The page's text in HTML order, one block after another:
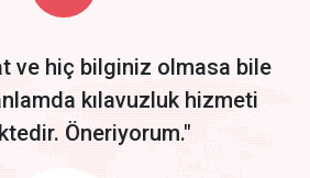
required.
ve hiç bilginiz olmasa bile
kılavuzluk hizmeti
Öneriyorum."